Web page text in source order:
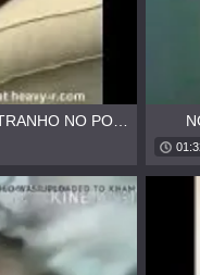
CASADA BATENDO PUNHETA NO PAU DO ESTRANHO NO PONTO DE ÔNIBUS